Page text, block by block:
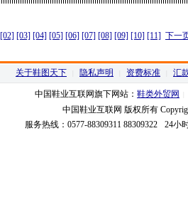
[02] [03] [04] [05] [06] [07] [08] [09] [10] [11] 下一
关于鞋图天下 隐私声明 资费标准 汇
中国鞋业互联网旗下网站： 鞋类外贸网
中国鞋业互联网 版权所有
服务热线：0577-88309311 88309322
24小